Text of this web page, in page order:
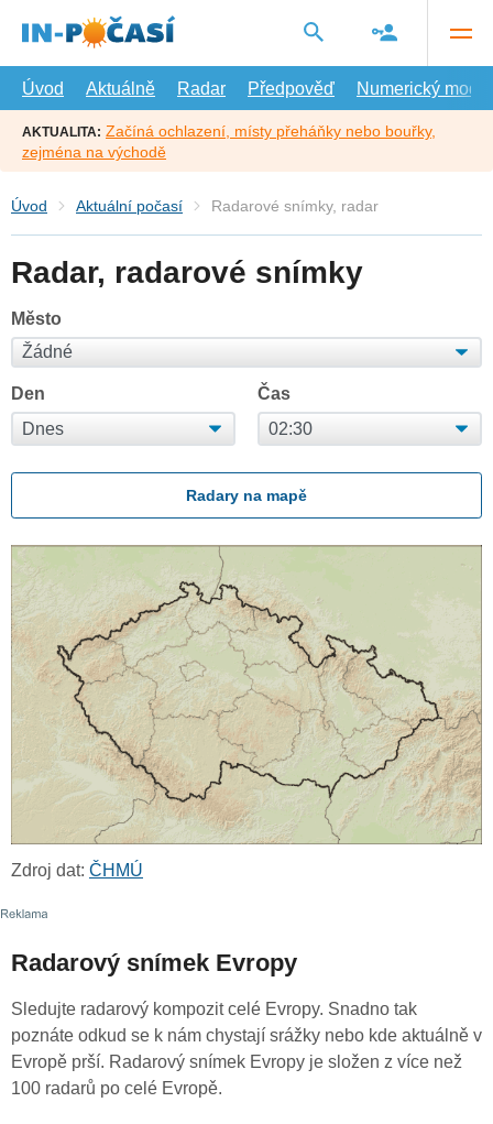
hlavní
Úvod
Aktuálně Radar Předpověď Numerický model
AKTUALITA: Začíná ochlazení, místy přeháňky nebo bouřky,
zejména na východě
Úvod Aktuální počasí Radarové snímky, radar
Radar, radarové snímky
Město
Den Čas
Radary na mapě
Zdroj dat: ČHMÚ
Radarový snímek Evropy
Sledujte radarový kompozit celé Evropy. Snadno tak
poznáte odkud se k nám chystají srážky nebo kde aktuálně v
Evropě prší. Radarový snímek Evropy je složen z více než
100 radarů po celé Evropě.